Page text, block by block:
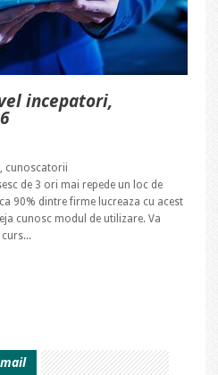
incepatori,
cunoscatorii
de 3 ori mai repede un loc de
90% dintre firme lucreaza cu acest
cunosc modul de utilizare. Va